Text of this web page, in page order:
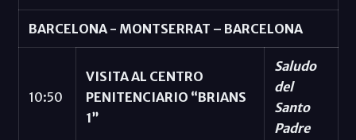
BARCELONA - MONTSERRAT – BARCELONA
10:50
VISITA AL CENTRO
PENITENCIARIO “BRIANS
1”
Saludo
del
Santo
Padre